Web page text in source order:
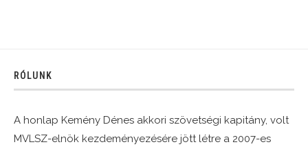
RÓLUNK
A honlap Kemény Dénes akkori szövetségi kapitány, volt
MVLSZ-elnök kezdeményezésére jött létre a 2007-es